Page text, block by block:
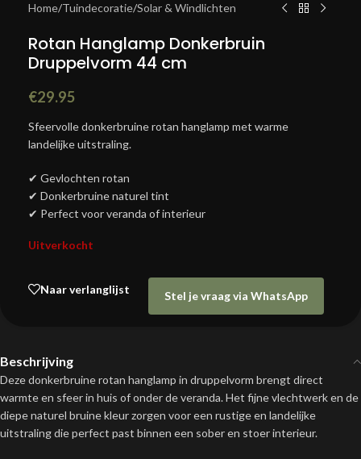
Home/Tuindecoratie/Solar & Windlichten
Rotan Hanglamp Donkerbruin
Druppelvorm 44 cm
€29.95
Sfeervolle donkerbruine rotan hanglamp met warme
landelijke uitstraling.
✔ Gevlochten rotan
✔ Donkerbruine naturel tint
✔ Perfect voor veranda of interieur
Uitverkocht
Naar verlanglijst
Stel je vraag via WhatsApp
Beschrijving
Deze donkerbruine rotan hanglamp in druppelvorm brengt direct
warmte en sfeer in huis of onder de veranda. Het fijne vlechtwerk en de
diepe naturel bruine kleur zorgen voor een rustige en landelijke
uitstraling die perfect past binnen een sober en stoer interieur.